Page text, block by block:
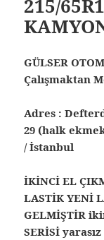
215/
GÜLSER
Çalışmaktan
Adres :
29 (halk
/ İstanbul
İKİNCİ EL
LASTİK YENİ
GELMİŞTİR
SERİSİ